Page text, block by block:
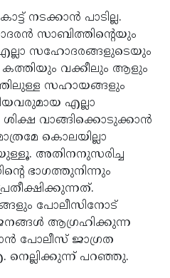
നടക്കാന്‍ പാടില്ല.
സാബിത്തിന്റെയും
എല്ലാ സഹോദരങ്ങളുടെയും
വക്കീലും ആളും
സഹായങ്ങളും
എല്ലാ
വാങ്ങിക്കൊടുക്കാന്‍
കൊലയില്ലാ
അതിനനുസരിച്ച
ഭാഗത്തുനിന്നും
പോലീസിനോട്
ആഗ്രഹിക്കുന്ന
പോലീസ് ജാഗ്രത
പറഞ്ഞു.